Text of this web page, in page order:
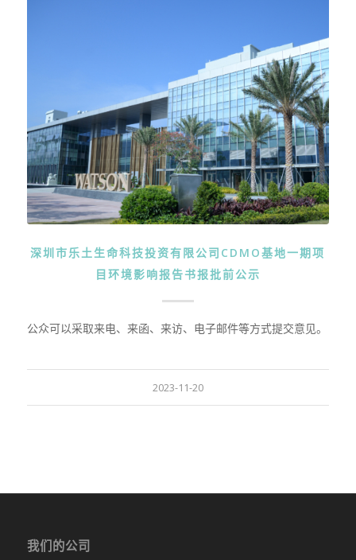
深圳市乐土生命科技投资有限公司CDMO基地一期项
目环境影响报告书报批前公示
公众可以采取来电、来函、来访、电子邮件等方式提交意见。
2023-11-20
我们的公司